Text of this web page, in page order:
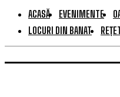
ACASĂ EVENIMENTE
LOCURI DIN BANAT